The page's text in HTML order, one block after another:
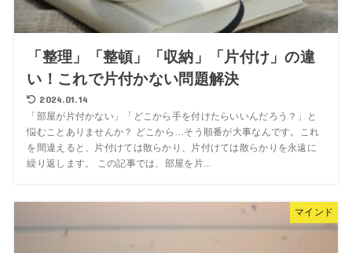
「整理」「整頓」「収納」「片付け」の違
い！これで片付かない問題解決
2024.01.14
「部屋が片付かない」「どこから手を付けたらいいんだろう？」と
悩むことありませんか？ どこから…そう順番が大事なんです。これ
を間違えると、片付けては散らかり、片付けては散らかりを永遠に
繰り返します。 この記事では、部屋を片...
マインド